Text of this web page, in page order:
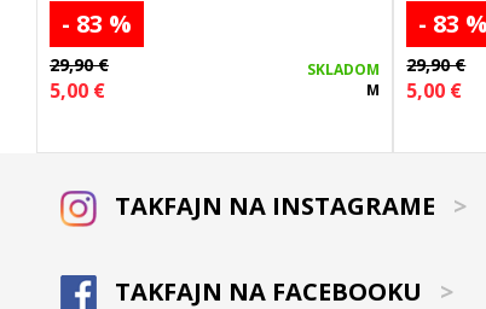
- 83 %
29,90 €
5,00 €
SKLADOM
M
- 83 %
29,90 €
5,00 €
TAKFAJN NA INSTAGRAME >
TAKFAJN NA FACEBOOKU >